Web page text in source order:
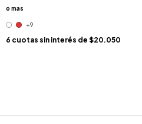
+9
6 cuotas sin interés de $20.050